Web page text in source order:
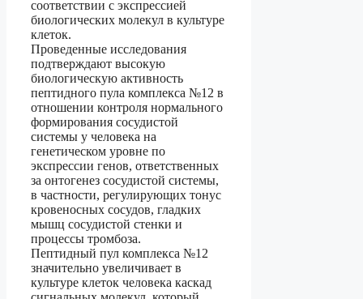
соответствии с экспрессией
биологических молекул в культуре
клеток.
Проведенные исследования
подтверждают высокую
биологическую активность
пептидного пула комплекса №12 в
отношении контроля нормального
формирования сосудистой
системы у человека на
генетическом уровне по
экспрессии генов, ответственных
за онтогенез сосудистой системы,
в частности, регулирующих тонус
кровеносных сосудов, гладких
мышц сосудистой стенки и
процессы тромбоза.
Пептидный пул комплекса №12
значительно увеличивает в
культуре клеток человека каскад